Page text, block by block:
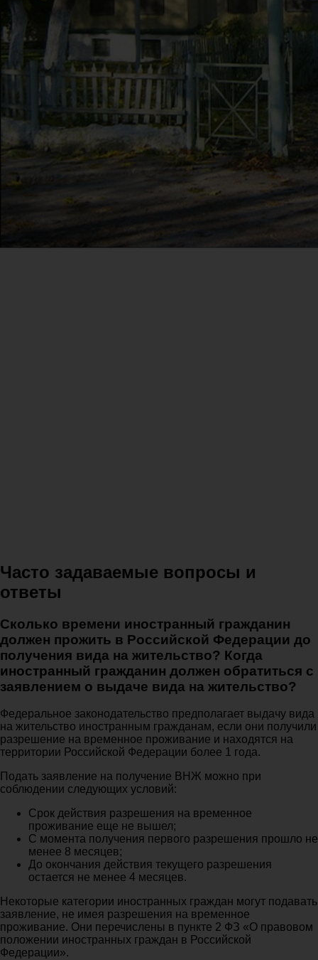
Часто задаваемые вопросы и
ответы
Сколько времени иностранный гражданин
должен прожить в Российской Федерации до
получения вида на жительство? Когда
иностранный гражданин должен обратиться с
заявлением о выдаче вида на жительство?
Федеральное законодательство предполагает выдачу вида
на жительство иностранным гражданам, если они получили
разрешение на временное проживание и находятся на
территории Российской Федерации более 1 года.
Подать заявление на получение ВНЖ можно при
соблюдении следующих условий:
Срок действия разрешения на временное
проживание еще не вышел;
С момента получения первого разрешения прошло не
менее 8 месяцев;
До окончания действия текущего разрешения
остается не менее 4 месяцев.
Некоторые категории иностранных граждан могут подавать
заявление, не имея разрешения на временное
проживание. Они перечислены в пункте 2 ФЗ «О правовом
положении иностранных граждан в Российской
Федерации».